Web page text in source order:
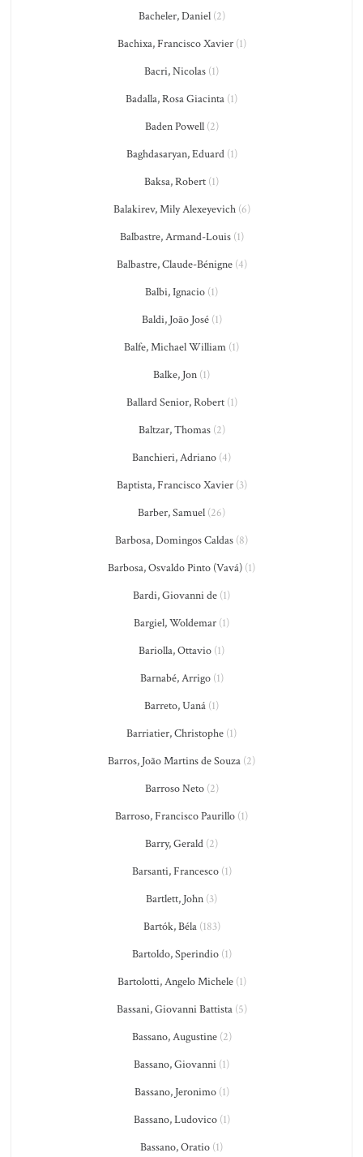
Bacheler, Daniel(2)
Bachixa, Francisco Xavier(1)
Bacri, Nicolas (1)
Badalla, Rosa Giacinta (1)
Baden Powell(2)
Baghdasaryan, Eduard(1)
Baksa, Robert (1)
Balakirev, Mily Alexeyevich(6)
Balbastre, Armand-Louis(1)
Balbastre, Claude-Bénigne(4)
Balbi, Ignacio (1)
Baldi, João José(1)
Balfe, Michael William (1)
Balke, Jon (1)
Ballard Senior, Robert(1)
Baltzar, Thomas(2)
Banchieri, Adriano (4)
Baptista, Francisco Xavier(3)
Barber, Samuel (26)
Barbosa, Domingos Caldas (8)
Barbosa, Osvaldo Pinto (Vavá) (1)
Bardi, Giovanni de (1)
Bargiel, Woldemar (1)
Bariolla, Ottavio (1)
Barnabé, Arrigo(1)
Barreto, Uaná (1)
Barriatier, Christophe (1)
Barros, João Martins de Souza (2)
Barroso Neto(2)
Barroso, Francisco Paurillo (1)
Barry, Gerald (2)
Barsanti, Francesco(1)
Bartlett, John (3)
Bartók, Béla(183)
Bartoldo, Sperindio(1)
Bartolotti, Angelo Michele(1)
Bassani, Giovanni Battista(5)
Bassano, Augustine(2)
Bassano, Giovanni (1)
Bassano, Jeronimo(1)
Bassano, Ludovico(1)
Bassano, Oratio (1)